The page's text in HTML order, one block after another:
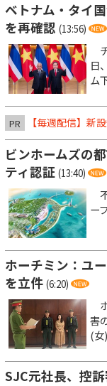
ベトナム・タイ
を再確認 (13:56)
日
ム
PR 【毎週配信】新
ビンホームズの
ティ認証 (13:40)
ー
ホーチミン：ユ
を立件 (6:20)
害
(女
SJC元社長、控